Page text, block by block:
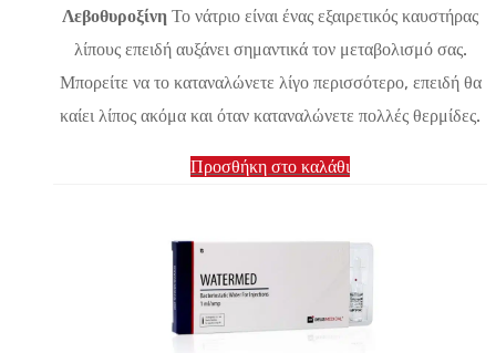
$32.32.τιμή
είναι:
$17.31.
Λεβοθυροξίνη Το νάτριο είναι ένας εξαιρετικός καυστήρας
λίπους επειδή αυξάνει σημαντικά τον μεταβολισμό σας.
Μπορείτε να το καταναλώνετε λίγο περισσότερο, επειδή θα
καίει λίπος ακόμα και όταν καταναλώνετε πολλές θερμίδες.
Προσθήκη στο καλάθι